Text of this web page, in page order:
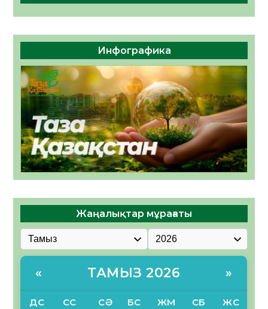
Инфографика
Жаңалықтар мұрағаты
« ТАМЫЗ 2026 »
ДС СС СӘ БС ЖМ СБ ЖС